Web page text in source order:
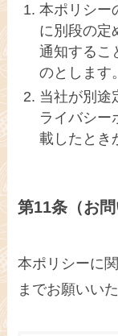
本ポリシー
に別段の定
通知するこ
のとします。
当社が別途
ライバシー
載したとき
第11条（お問
本ポリシーに
までお願いい